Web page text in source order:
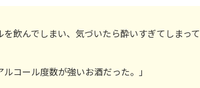
を飲んでしまい、気づいたら酔いすぎてしまって
コール度数が強いお酒だった。」